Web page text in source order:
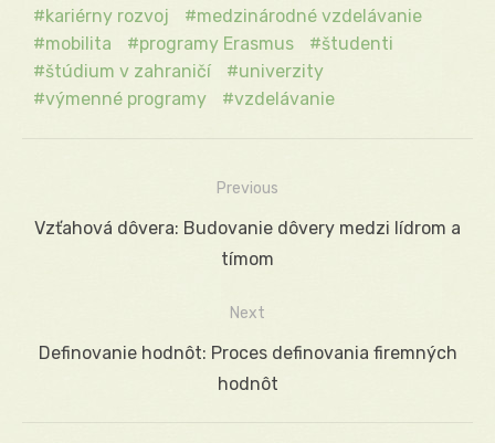
kariérny rozvoj
medzinárodné vzdelávanie
mobilita
programy Erasmus
študenti
štúdium v zahraničí
univerzity
výmenné programy
vzdelávanie
Navigácia
Previous
Previous
Vzťahová dôvera: Budovanie dôvery medzi lídrom a
tímom
Next
Next
Definovanie hodnôt: Proces definovania firemných
hodnôt